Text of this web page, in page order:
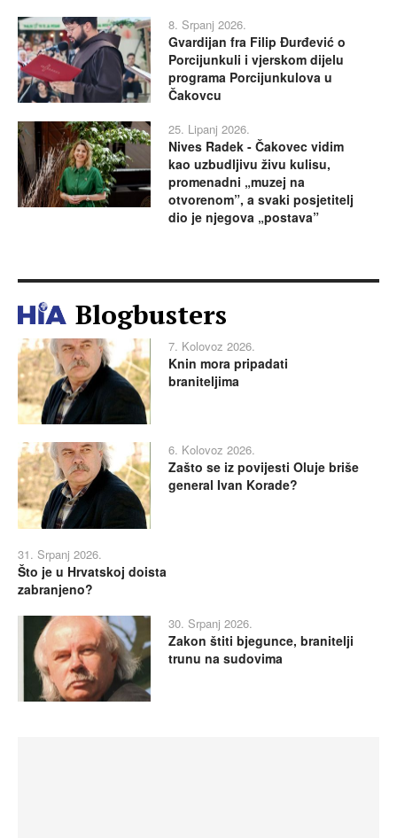
8. Srpanj 2026.
Gvardijan fra Filip Đurđević o
Porcijunkuli i vjerskom dijelu
programa Porcijunkulova u
Čakovcu
25. Lipanj 2026.
Nives Radek - Čakovec vidim
kao uzbudljivu živu kulisu,
promenadni „muzej na
otvorenom”, a svaki posjetitelj
dio je njegova „postava”
Blogbusters
7. Kolovoz 2026.
Knin mora pripadati
braniteljima
6. Kolovoz 2026.
Zašto se iz povijesti Oluje briše
general Ivan Korade?
31. Srpanj 2026.
Što je u Hrvatskoj doista
zabranjeno?
30. Srpanj 2026.
Zakon štiti bjegunce, branitelji
trunu na sudovima